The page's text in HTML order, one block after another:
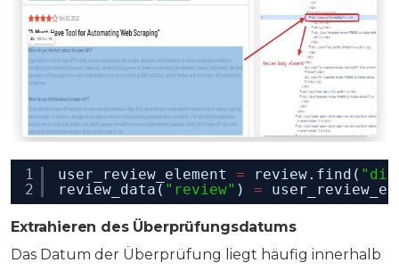
1
2
user_review_element = review.find(
review_data( "review" ) =
Extrahieren des Überprüfungsdatums
Das Datum der Überprüfung liegt häufig innerhalb